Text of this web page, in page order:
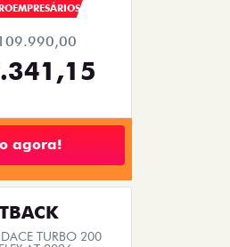
agora!
TURBO 200